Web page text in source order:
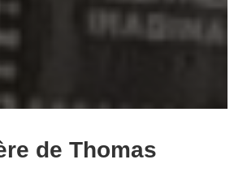
de Thomas